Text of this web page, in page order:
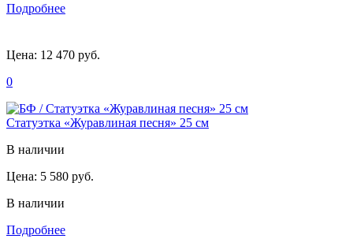
Подробнее
Цена: 12 470 руб.
0
Статуэтка «Журавлиная песня» 25 см
В наличии
Цена: 5 580 руб.
В наличии
Подробнее